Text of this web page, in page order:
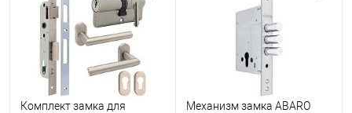
Комплект замка для
Механизм замка ABARO